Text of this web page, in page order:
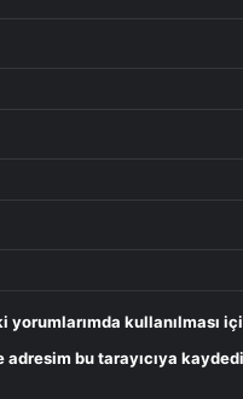
yorumlarımda kullanılması
adresim bu tarayıcıya